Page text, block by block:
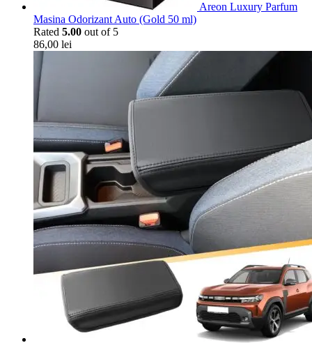
Areon Luxury Parfum
Masina Odorizant Auto (Gold 50 ml)
Rated 5.00 out of 5
86,00 lei